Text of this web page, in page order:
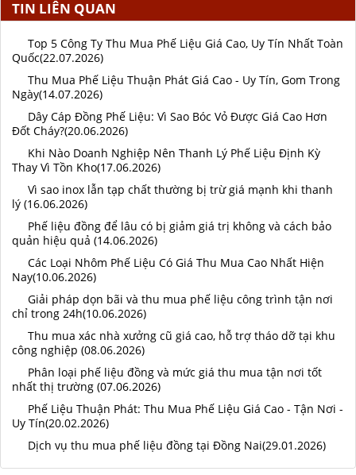
TIN LIÊN QUAN
Top 5 Công Ty Thu Mua Phế Liệu Giá Cao, Uy Tín Nhất Toàn
Quốc(22.07.2026)
Thu Mua Phế Liệu Thuận Phát Giá Cao - Uy Tín, Gom Trong
Ngày(14.07.2026)
Dây Cáp Đồng Phế Liệu: Vì Sao Bóc Vỏ Được Giá Cao Hơn
Đốt Cháy?(20.06.2026)
Khi Nào Doanh Nghiệp Nên Thanh Lý Phế Liệu Định Kỳ
Thay Vì Tồn Kho(17.06.2026)
Vì sao inox lẫn tạp chất thường bị trừ giá mạnh khi thanh
lý (16.06.2026)
Phế liệu đồng để lâu có bị giảm giá trị không và cách bảo
quản hiệu quả (14.06.2026)
Các Loại Nhôm Phế Liệu Có Giá Thu Mua Cao Nhất Hiện
Nay(10.06.2026)
Giải pháp dọn bãi và thu mua phế liệu công trình tận nơi
chỉ trong 24h(10.06.2026)
Thu mua xác nhà xưởng cũ giá cao, hỗ trợ tháo dỡ tại khu
công nghiệp (08.06.2026)
Phân loại phế liệu đồng và mức giá thu mua tận nơi tốt
nhất thị trường (07.06.2026)
Phế Liệu Thuận Phát: Thu Mua Phế Liệu Giá Cao - Tận Nơi -
Uy Tín(20.02.2026)
Dịch vụ thu mua phế liệu đồng tại Đồng Nai(29.01.2026)